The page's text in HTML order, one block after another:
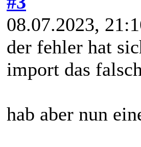
08.07.2023,
der fehler hat
import das
hab aber nun